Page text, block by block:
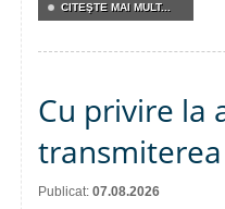
CITEŞTE MAI MULT...
Cu privire la
Publicat: 07.08.2026